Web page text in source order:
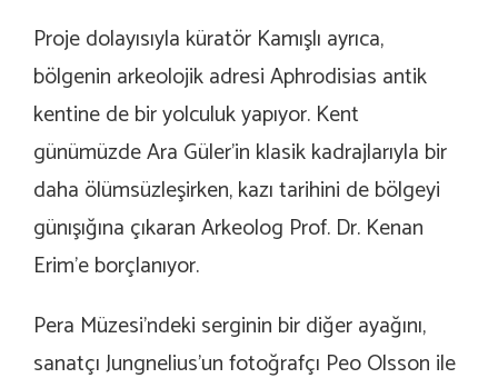
Proje dolayısıyla küratör Kamışlı ayrıca,
bölgenin arkeolojik adresi Aphrodisias antik
kentine de bir yolculuk yapıyor. Kent
günümüzde Ara Güler’in klasik kadrajlarıyla bir
daha ölümsüzleşirken, kazı tarihini de bölgeyi
günışığına çıkaran Arkeolog Prof. Dr. Kenan
Erim’e borçlanıyor.
Pera Müzesi’ndeki serginin bir diğer ayağını,
sanatçı Jungnelius’un fotoğrafçı Peo Olsson ile